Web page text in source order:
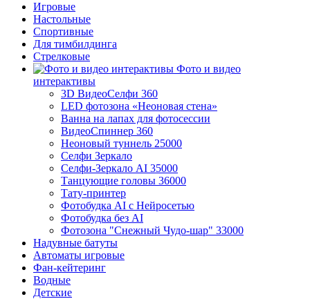
Игровые
Настольные
Спортивные
Для тимбилдинга
Стрелковые
Фото и видео
интерактивы
3D ВидеоСелфи 360
LED фотозона «Неоновая стена»
Ванна на лапах для фотосессии
ВидеоСпиннер 360
Неоновый туннель 25000
Селфи Зеркало
Селфи-Зеркало AI 35000
Танцующие головы 36000
Тату-принтер
Фотобудка AI с Нейросетью
Фотобудка без AI
Фотозона "Снежный Чудо-шар" 33000
Надувные батуты
Автоматы игровые
Фан-кейтеринг
Водные
Детские